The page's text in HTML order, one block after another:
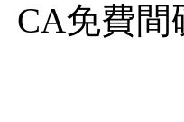
CA免費間